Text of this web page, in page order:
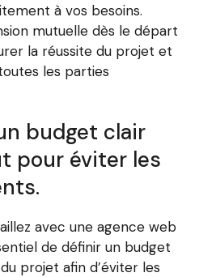
à vos besoins.
mutuelle dès le départ
la réussite du projet et
les parties
budget clair
pour éviter les
avec une agence web
de définir un budget
projet afin d’éviter les